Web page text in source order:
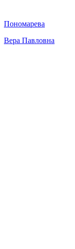
Пономарева
Вера Павловна